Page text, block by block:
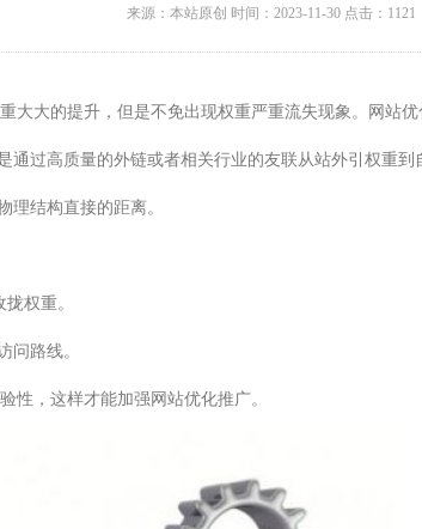
来源：本站原创 时间：2023-11-30 点击：1121
大大的提升，但是不免出现权重严重流失现象。网站优
过高质量的外链或者相关行业的友联从站外引权重到
理结构直接的距离。
权重。
问路线。
性，这样才能加强网站优化推广。